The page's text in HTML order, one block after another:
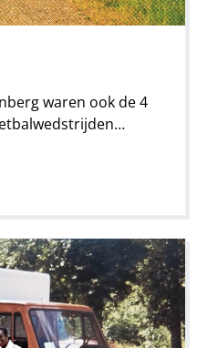
waren ook de 4
zweefvliegtuig
maakte, liep het